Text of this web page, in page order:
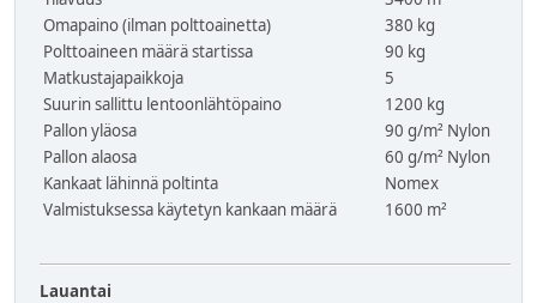
Omapaino (ilman polttoainetta)
380 kg
Polttoaineen määrä startissa
90 kg
Matkustajapaikkoja
5
Suurin sallittu lentoonlähtöpaino
1200 kg
Pallon yläosa
90 g/m² Nylon
Pallon alaosa
60 g/m² Nylon
Kankaat lähinnä poltinta
Nomex
Valmistuksessa käytetyn kankaan määrä
1600 m²
Lauantai